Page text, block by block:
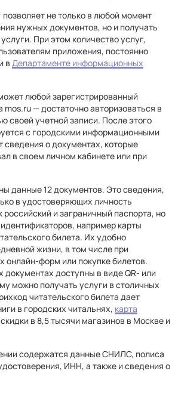
не только в любой момент
нужных документов, но и получать
При этом количество услуг,
приложения, постоянно
в Департаменте информационных
любой зарегистрированный
mos.ru — достаточно авторизоваться в
своей учетной записи. После этого
с городскими информационными
сведения о документах, которые
в своем личном кабинете или при
данные 12 документов. Это сведения,
в удостоверяющих личность
российский и заграничный паспорта, но
например карты
билета. Их удобно
жизни, в том числе при
онлайн-форм или покупке билетов.
документах доступны в виде QR- или
можно получать услуги в столичных
читательского билета дает
в городских читальнях, карта
в 8,5 тысячи магазинов в Москве и
содержатся данные СНИЛС, полиса
ИНН, а также и сведения о